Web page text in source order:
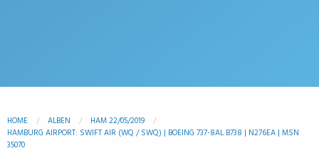
HOME ALBEN
HAM 22/05/2019
HAMBURG AIRPORT: SWIFT AIR (WQ / SWQ) | BOEING 737-8AL B738 | N276EA | MSN
35070